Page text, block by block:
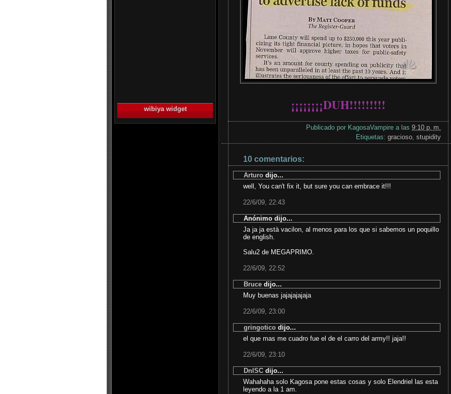
wibiya widget ¡¡¡¡¡¡¡¡DUH!!!!!!!!!
Publicado por KagosaVampire a las 9:10 p. m.
Etiquetas: gracioso stupidity
10 comentarios:
Arturo dijo...
well, You can't fix it, but sure you can embrace it!!!
22/6/09, 22:43
Anónimo dijo...
Ja ja ja està vacilon, al menos para los que si sabemos un poquillo
de english.
Salu2 de MEGAPRIMO.
22/6/09, 22:52
Bruce dijo...
Muy buenas jajajajajaja
22/6/09, 23:00
gringotico dijo...
el que mas me cuadro fue el de el carro del army!! jaja!!
22/6/09, 23:10
DnlSC dijo...
Wahahaha solo Kagosa pone estas cosas y solo Elendriel las esta
leyendo a la 1 am.